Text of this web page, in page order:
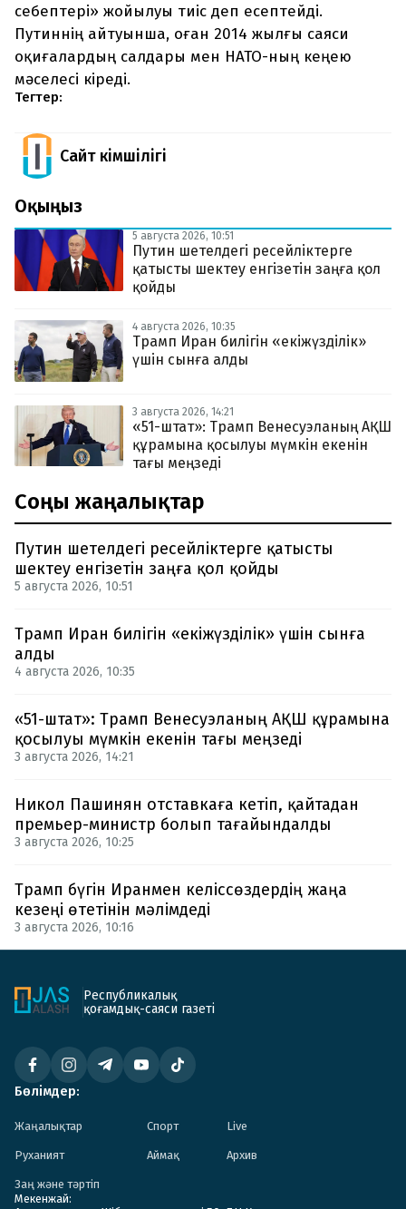
себептері» жойылуы тиіс деп есептейді.
Путиннің айтуынша, оған 2014 жылғы саяси
оқиғалардың салдары мен НАТО-ның кеңею
мәселесі кіреді.
Тегтер:
Сайт Әкімшілігі
Оқыңыз
5 августа 2026, 10:51
Путин шетелдегі ресейліктерге
қатысты шектеу енгізетін заңға қол
қойды
4 августа 2026, 10:35
Трамп Иран билігін «екіжүзділік»
үшін сынға алды
3 августа 2026, 14:21
«51-штат»: Трамп Венесуэланың АҚШ
құрамына қосылуы мүмкін екенін
тағы меңзеді
Соңғы жаңалықтар
Путин шетелдегі ресейліктерге қатысты
шектеу енгізетін заңға қол қойды
5 августа 2026, 10:51
Трамп Иран билігін «екіжүзділік» үшін сынға
алды
4 августа 2026, 10:35
«51-штат»: Трамп Венесуэланың АҚШ құрамына
қосылуы мүмкін екенін тағы меңзеді
3 августа 2026, 14:21
Никол Пашинян отставкаға кетіп, қайтадан
премьер-министр болып тағайындалды
3 августа 2026, 10:25
Трамп бүгін Иранмен келіссөздердің жаңа
кезеңі өтетінін мәлімдеді
3 августа 2026, 10:16
Республикалық
қоғамдық-саяси газеті
Бөлімдер:
Жаңалықтар Спорт Live
Руханият Аймақ Архив
Заң және тәртіп
Мекенжай: